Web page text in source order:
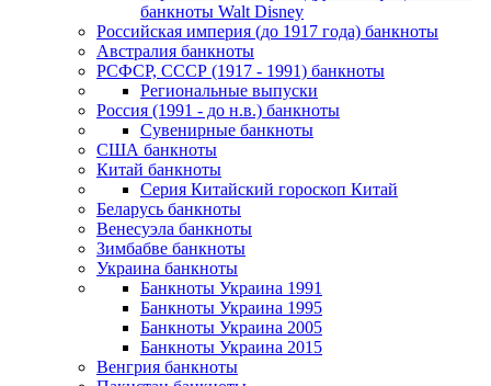
банкноты Walt Disney
Российская империя (до 1917 года) банкноты
Австралия банкноты
РСФСР, СССР (1917 - 1991) банкноты
Региональные выпуски
Россия (1991 - до н.в.) банкноты
Сувенирные банкноты
США банкноты
Китай банкноты
Серия Китайский гороскоп Китай
Беларусь банкноты
Венесуэла банкноты
Зимбабве банкноты
Украина банкноты
Банкноты Украина 1991
Банкноты Украина 1995
Банкноты Украина 2005
Банкноты Украина 2015
Венгрия банкноты